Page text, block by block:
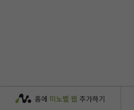
홈에 미노벨 웹 추가하기